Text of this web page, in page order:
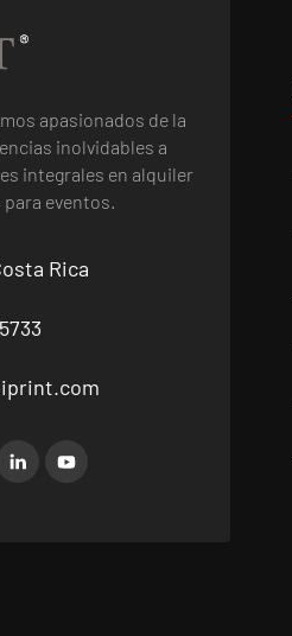
apasionados de la
inolvidables a
integrales en alquiler
eventos.
Rica